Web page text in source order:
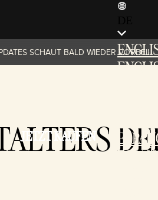
JETZT KAUFEN
SCHAUT BALD WIEDER VORBEI!